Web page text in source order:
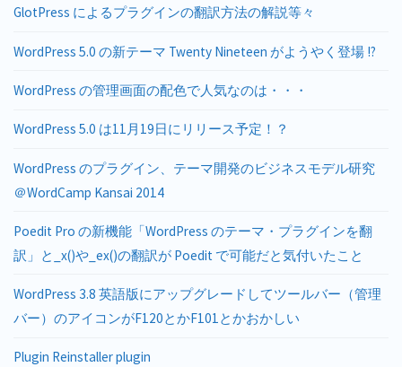
GlotPress によるプラグインの翻訳方法の解説等々
WordPress 5.0 の新テーマ Twenty Nineteen がようやく登場 !?
WordPress の管理画面の配色で人気なのは・・・
WordPress 5.0 は11月19日にリリース予定！？
WordPress のプラグイン、テーマ開発のビジネスモデル研究
＠WordCamp Kansai 2014
Poedit Pro の新機能「WordPress のテーマ・プラグインを翻
訳」と_x()や_ex()の翻訳が Poedit で可能だと気付いたこと
WordPress 3.8 英語版にアップグレードしてツールバー（管理
バー）のアイコンがF120とかF101とかおかしい
Plugin Reinstaller plugin